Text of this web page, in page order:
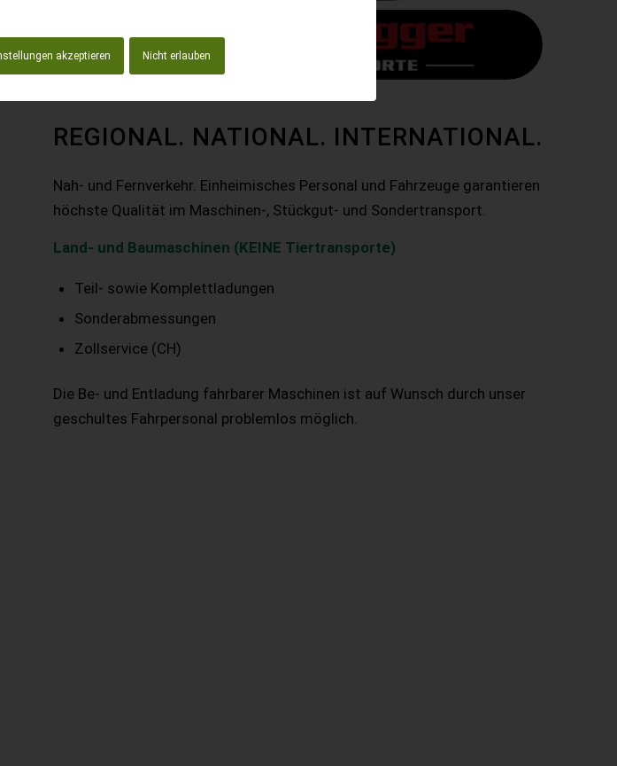
akzeptieren Nicht erlauben
REGIONAL. NATIONAL. INTERNATIONAL.
Nah- und Fernverkehr. Einheimisches Personal und Fahrzeuge garantieren
höchste Qualität im Maschinen-, Stückgut- und Sondertransport.
Land- und Baumaschinen (KEINE Tiertransporte)
Teil- sowie Komplettladungen
Sonderabmessungen
Zollservice (CH)
Die Be- und Entladung fahrbarer Maschinen ist auf Wunsch durch unser
geschultes Fahrpersonal problemlos möglich.